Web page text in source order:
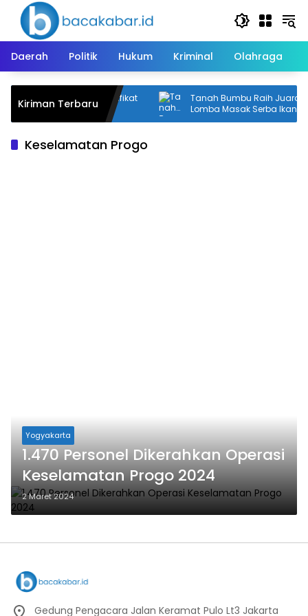
Langsung
konten
Daerah
Politik Hukum Kriminal Olahraga
Kiriman Terbaru
Tanah Bumbu Terima Sertifikat
Tanah Bumbu Raih Juara
Lomba Masak Serba Ikan
Keselamatan Progo
Yogyakarta
1.470 Personel Dikerahkan Operasi
Keselamatan Progo 2024
2 Maret 2024
Gedung Pengacara Jalan Keramat Pulo Lt3 Jakarta